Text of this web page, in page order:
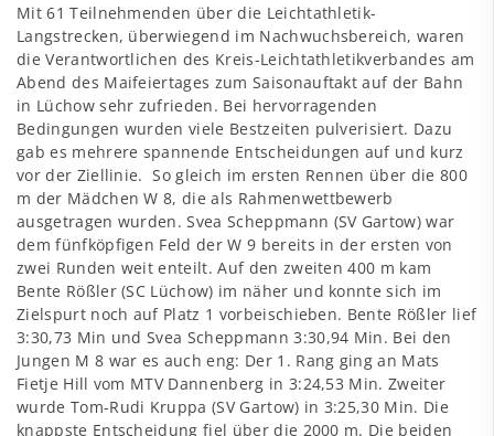
Mit 61 Teilnehmenden über die Leichtathletik-
Langstrecken, überwiegend im Nachwuchsbereich, waren
die Verantwortlichen des Kreis-Leichtathletikverbandes am
Abend des Maifeiertages zum Saisonauftakt auf der Bahn
in Lüchow sehr zufrieden. Bei hervorragenden
Bedingungen wurden viele Bestzeiten pulverisiert. Dazu
gab es mehrere spannende Entscheidungen auf und kurz
vor der Ziellinie. So gleich im ersten Rennen über die 800
m der Mädchen W 8, die als Rahmenwettbewerb
ausgetragen wurden. Svea Scheppmann (SV Gartow) war
dem fünfköpfigen Feld der W 9 bereits in der ersten von
zwei Runden weit enteilt. Auf den zweiten 400 m kam
Bente Rößler (SC Lüchow) im näher und konnte sich im
Zielspurt noch auf Platz 1 vorbeischieben. Bente Rößler lief
3:30,73 Min und Svea Scheppmann 3:30,94 Min. Bei den
Jungen M 8 war es auch eng: Der 1. Rang ging an Mats
Fietje Hill vom MTV Dannenberg in 3:24,53 Min. Zweiter
wurde Tom-Rudi Kruppa (SV Gartow) in 3:25,30 Min. Die
knappste Entscheidung fiel über die 2000 m. Die beiden